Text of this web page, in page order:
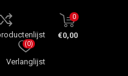
Verlanglijst
(0)
0
€0,00